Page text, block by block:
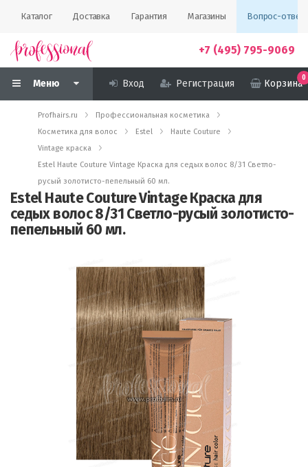
Каталог Доставка Гарантия Магазины Вопрос-ответ
+7 (495) 795-9069
Меню Вход Регистрация Корзина
0
Profhairs.ru
Профессиональная косметика
Косметика для волос
Estel
Haute Couture
Vintage краска
Estel Haute Couture Vintage Краска для седых волос 8/31 Светло-
русый золотисто-пепельный 60 мл.
Estel Haute Couture Vintage Краска для
седых волос 8/31 Светло-русый золотисто-
пепельный 60 мл.